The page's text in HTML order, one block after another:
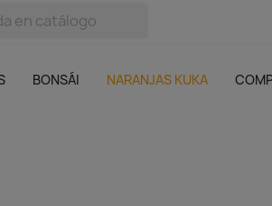
BONSÁI NARANJAS KUKA